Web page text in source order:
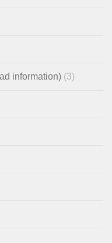
information) (3)